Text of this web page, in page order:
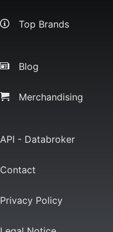
Top Brands
Blog
Merchandising
API - Databroker
Contact
Privacy Policy